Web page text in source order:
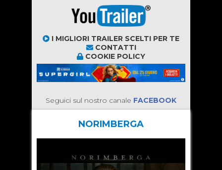
I MIGLIORI TRAILER SCELTI PER TE
CONTATTI
COOKIE POLICY
Seguici sul nostro canale FACEBOOK
NORIMBERGA